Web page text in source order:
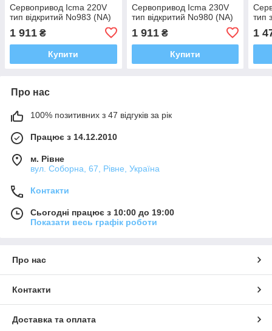
Сервопривод Icma 220V
тип відкритий No983 (NA)
1 911 ₴
Купити
Сервопривод Icma 230V
тип відкритий No980 (NA)
1 911₴
Купити
тип
1
Про нас
100% позитивних з 47 відгуків за рік
Працює з 14.12.2010
м. Рівне
вул. Соборна, 67, Рівне, Україна
Контакти
Сьогодні працює з 10:00 до 19:00
Показати весь графік роботи
Про нас
Контакти
Доставка та оплата